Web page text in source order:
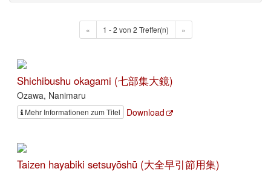
« 1 - 2 von 2 Treffer(n) »
Shichibushu okagami (七部集大鏡)
Ozawa, Nanimaru
Mehr Informationen zum Titel Download
Taizen hayabiki setsuyōshū (大全早引節用集)